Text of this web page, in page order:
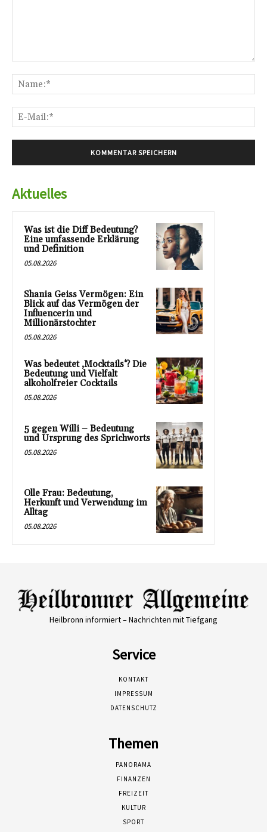
Aktuelles
Was ist die Diff Bedeutung?
Eine umfassende Erklärung
und Definition
05.08.2026
Shania Geiss Vermögen: Ein
Blick auf das Vermögen der
Influencerin und
Millionärstochter
05.08.2026
Was bedeutet ‚Mocktails‘? Die
Bedeutung und Vielfalt
alkoholfreier Cocktails
05.08.2026
5 gegen Willi – Bedeutung
und Ursprung des Sprichworts
05.08.2026
Olle Frau: Bedeutung,
Herkunft und Verwendung im
Alltag
05.08.2026
Heilbronn informiert – Nachrichten mit Tiefgang
Service
KONTAKT
IMPRESSUM
DATENSCHUTZ
Themen
PANORAMA
FINANZEN
FREIZEIT
KULTUR
SPORT